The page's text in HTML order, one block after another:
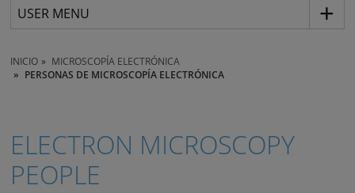
USER MENU
INICIO
MICROSCOPÍA ELECTRÓNICA
PERSONAS DE MICROSCOPÍA ELECTRÓNICA
ELECTRON MICROSCOPY
PEOPLE